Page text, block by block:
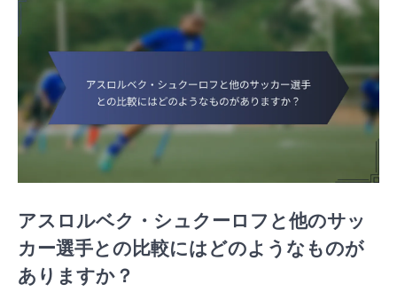
アスロルベク・シュクーロフと他のサッ
カー選手との比較にはどのようなものが
ありますか？